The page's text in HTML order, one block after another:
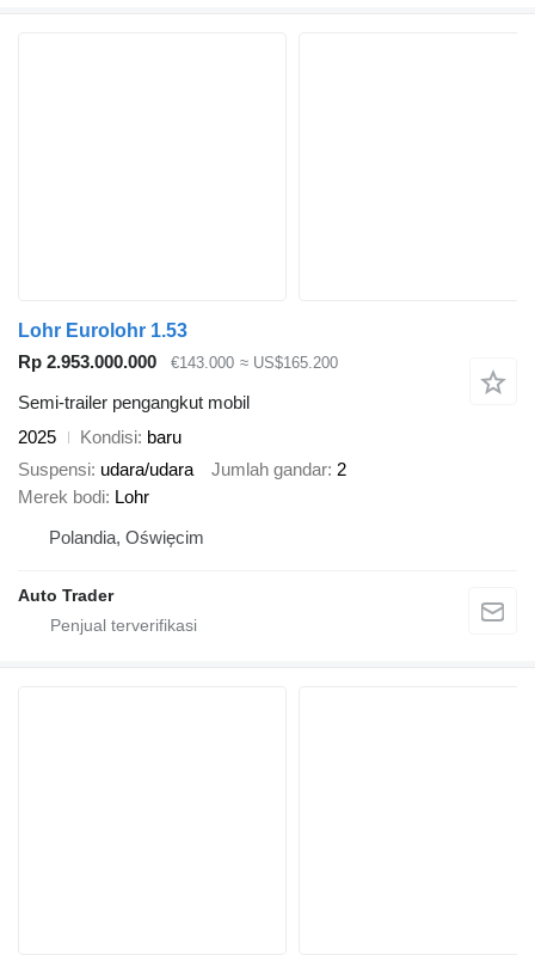
Lohr Eurolohr 1.53
Rp 2.953.000.000
€143.000 ≈ US$165.200
Semi-trailer pengangkut mobil
2025
Kondisi baru
Suspensi udara/udara Jumlah gandar 2
Merek bodi Lohr
Polandia, Oświęcim
Auto Trader